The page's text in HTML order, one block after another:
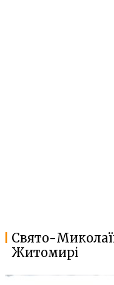
Свято-
Житомирі